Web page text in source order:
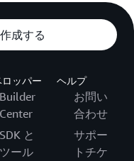
成する
ッパー
Builder
Center
SDK と
ツール
ヘルプ
お問い
合わせ
サポー
トチケ